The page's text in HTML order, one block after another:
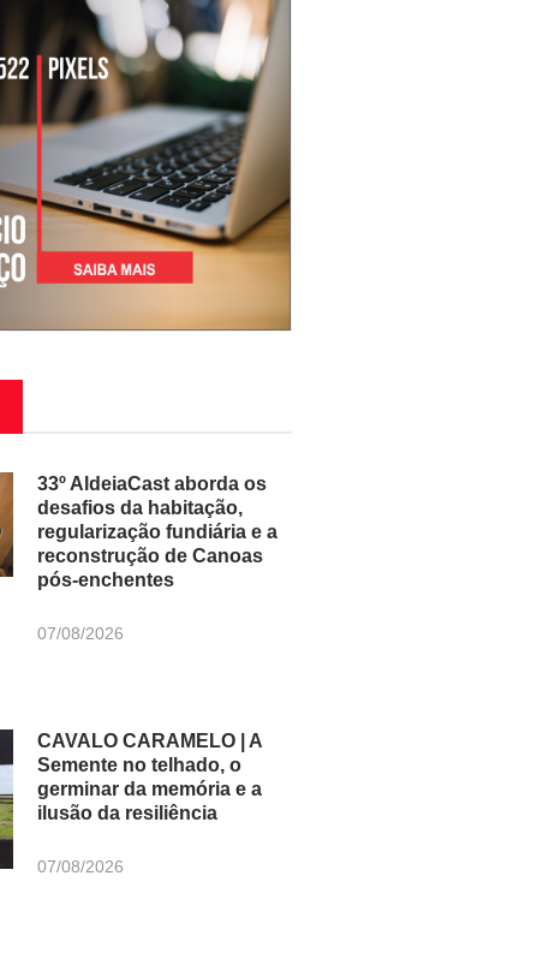
33º AldeiaCast aborda os
desafios da habitação,
regularização fundiária e a
reconstrução de Canoas
pós-enchentes
07/08/2026
CAVALO CARAMELO | A
Semente no telhado, o
germinar da memória e a
ilusão da resiliência
07/08/2026